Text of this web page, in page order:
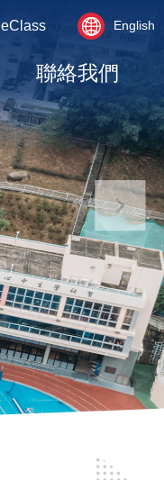
eClass
Language
switcher
English
聯絡我們